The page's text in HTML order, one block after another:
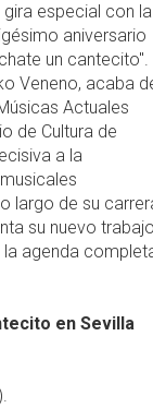
especial con la
aniversario
un cantecito".
Veneno, acaba
Actuales
de Cultura de
a la
largo de su
su nuevo trabajo
la agenda
en Sevilla